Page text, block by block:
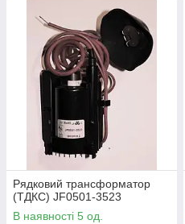
Рядковий трансформатор
(ТДКС) JF0501-3523
В наявності 5 од.